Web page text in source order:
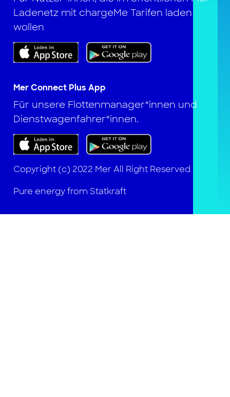
Ladenetz mit chargeMe Tarifen laden
wollen
Mer Connect Plus App
Für unsere Flottenmanager*innen und
Dienstwagenfahrer*innen.
Copyright (c) 2022 Mer All Right Reserved
Pure energy from Statkraft